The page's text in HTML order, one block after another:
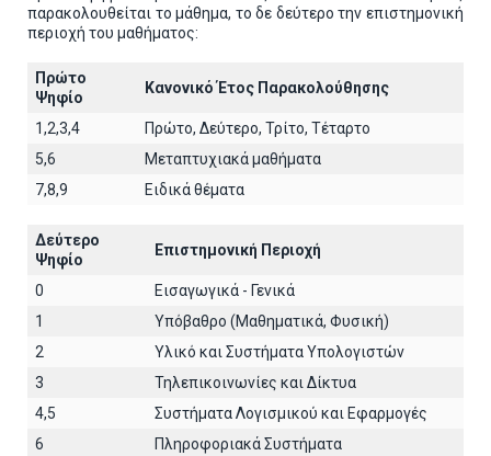
παρακολουθείται το μάθημα, το δε δεύτερο την επιστημονική
περιοχή του μαθήματος:
Πρώτο
Ψηφίο
Κανονικό Έτος Παρακολούθησης
1,2,3,4
Πρώτο, Δεύτερο, Τρίτο, Τέταρτο
5,6
Μεταπτυχιακά μαθήματα
7,8,9
Ειδικά θέματα
Δεύτερο
Ψηφίο
Επιστημονική Περιοχή
0
Εισαγωγικά - Γενικά
1
Υπόβαθρο (Μαθηματικά, Φυσική)
2
Υλικό και Συστήματα Υπολογιστών
3
Τηλεπικοινωνίες και Δίκτυα
4,5
Συστήματα Λογισμικού και Εφαρμογές
6
Πληροφοριακά Συστήματα